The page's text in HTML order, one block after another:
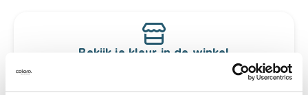
Bekijk je kleur in de winkel
Ontdek er kleurechte stalen van je